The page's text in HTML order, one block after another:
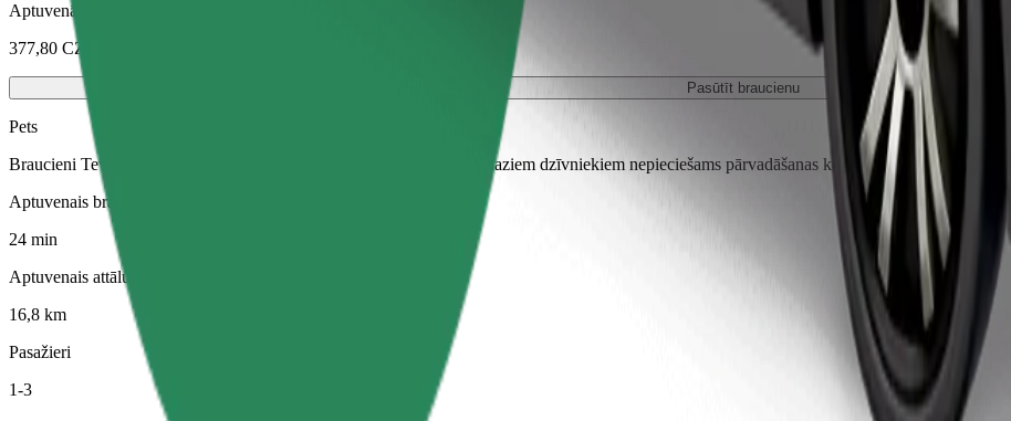
Aptuvenā cena
377,80 CZK
Pasūtīt braucienu
Pets
Braucieni Tev un Tavam mājdzīvniekam. Suņiem jāvalkā purngals, maziem dzīvniekiem nepieciešams pārvadāšanas konteiners, un sēdekļi
Aptuvenais brauciena ilgums
24 min
Aptuvenais attālums
16,8 km
Pasažieri
1-3